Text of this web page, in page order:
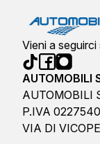
Vieni a
AUTOMOBILI
AUTOMOBILI
P.IVA
VIA DI